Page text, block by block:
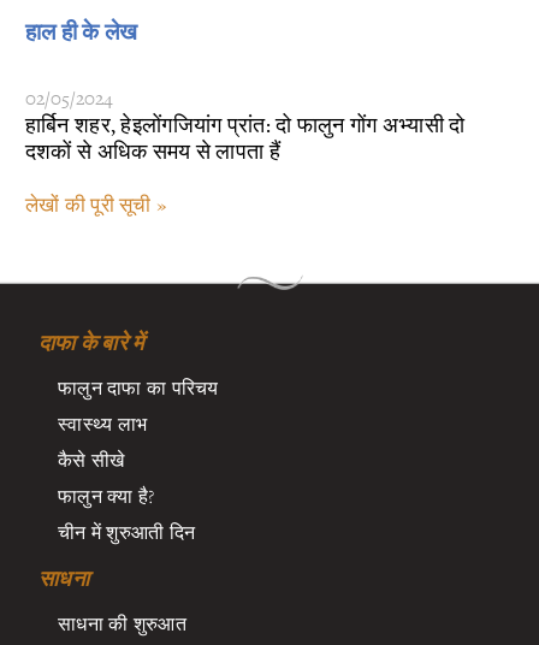
हाल ही के लेख
02/05/2024
हार्बिन शहर, हेइलोंगजियांग प्रांत: दो फालुन गोंग अभ्यासी दो
दशकों से अधिक समय से लापता हैं
लेखों की पूरी सूची »
दाफा के बारे में
फालुन दाफा का परिचय
स्वास्थ्य लाभ
कैसे सीखे
फालुन क्या है?
चीन में शुरुआती दिन
साधना
साधना की शुरुआत